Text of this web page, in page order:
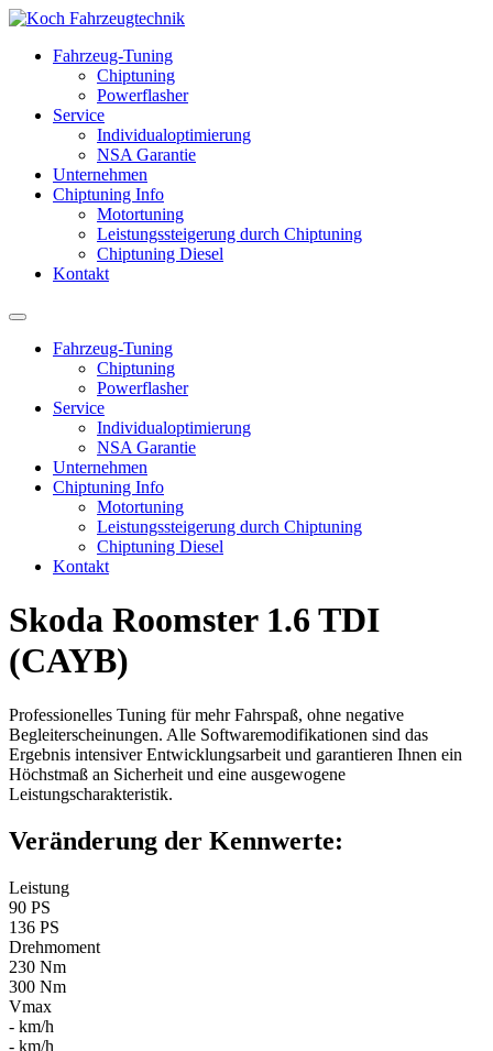
Fahrzeug-Tuning
Chiptuning
Powerflasher
Service
Individualoptimierung
NSA Garantie
Unternehmen
Chiptuning Info
Motortuning
Leistungssteigerung durch Chiptuning
Chiptuning Diesel
Kontakt
Fahrzeug-Tuning
Chiptuning
Powerflasher
Service
Individualoptimierung
NSA Garantie
Unternehmen
Chiptuning Info
Motortuning
Leistungssteigerung durch Chiptuning
Chiptuning Diesel
Kontakt
Skoda Roomster 1.6 TDI
(CAYB)
Professionelles Tuning für mehr Fahrspaß, ohne negative
Begleiterscheinungen. Alle Softwaremodifikationen sind das
Ergebnis intensiver Entwicklungsarbeit und garantieren Ihnen ein
Höchstmaß an Sicherheit und eine ausgewogene
Leistungscharakteristik.
Veränderung der Kennwerte:
Leistung
90 PS
136 PS
Drehmoment
230 Nm
300 Nm
Vmax
- km/h
- km/h